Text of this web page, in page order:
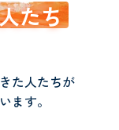
たち
た人たちが
ます。